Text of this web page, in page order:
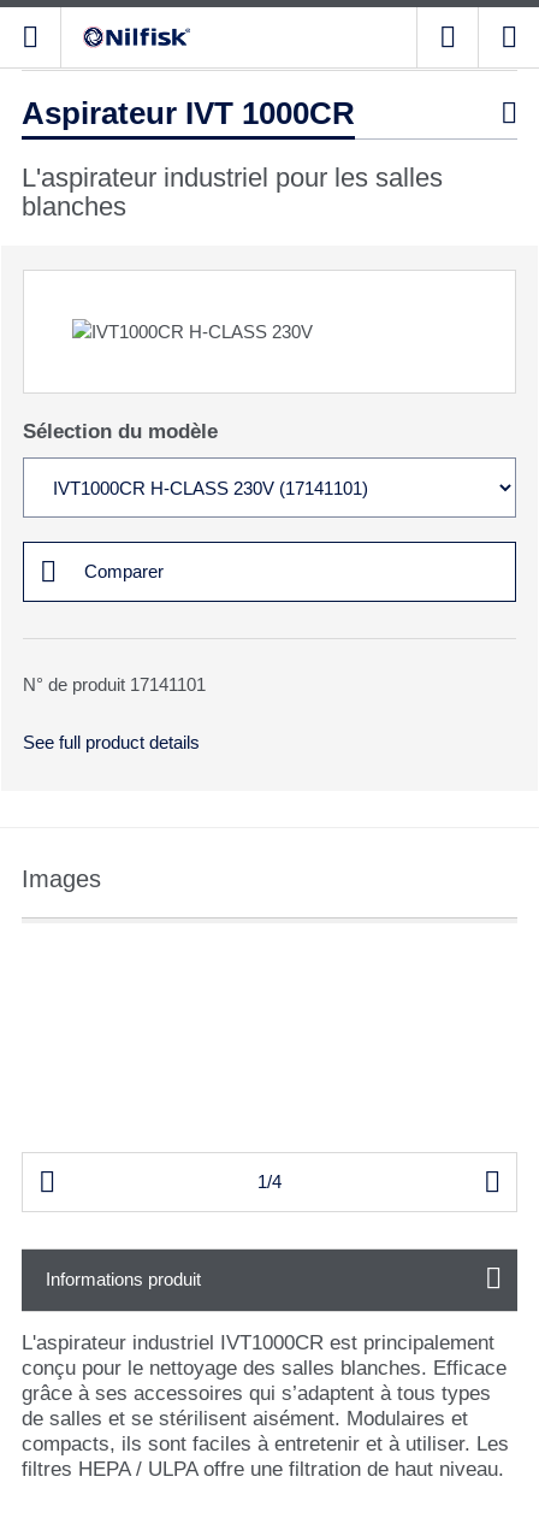
Aspirateur IVT 1000CR 
L'aspirateur industriel pour les salles
blanches
Sélection du modèle
Comparer
N° de produit 17141101
See full product details
Images
 1/4 
Informations produit
L'aspirateur industriel IVT1000CR est principalement
conçu pour le nettoyage des salles blanches. Efficace
grâce à ses accessoires qui s’adaptent à tous types
de salles et se stérilisent aisément. Modulaires et
compacts, ils sont faciles à entretenir et à utiliser. Les
filtres HEPA / ULPA offre une filtration de haut niveau.